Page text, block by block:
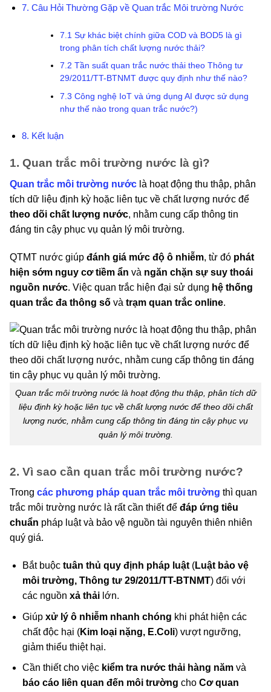
7. Câu Hỏi Thường Gặp về Quan trắc Môi trường Nước
7.1 Sự khác biệt chính giữa COD và BOD5 là gì
trong phân tích chất lượng nước thải?
7.2 Tần suất quan trắc nước thải theo Thông tư
29/2011/TT-BTNMT được quy định như thế nào?
7.3 Công nghệ IoT và ứng dụng AI được sử dụng
như thế nào trong quan trắc nước?)
8. Kết luận
1. Quan trắc môi trường nước là gì?
Quan trắc môi trường nước là hoạt động thu thập, phân
tích dữ liệu định kỳ hoặc liên tục về chất lượng nước để
theo dõi chất lượng nước, nhằm cung cấp thông tin
đáng tin cậy phục vụ quản lý môi trường.
QTMT nước giúp đánh giá mức độ ô nhiễm, từ đó phát
hiện sớm nguy cơ tiềm ẩn và ngăn chặn sự suy thoái
nguồn nước. Việc quan trắc hiện đại sử dụng hệ thống
quan trắc đa thông số và trạm quan trắc online.
Quan trắc môi trường nước là hoạt động thu thập, phân tích dữ
liệu định kỳ hoặc liên tục về chất lượng nước để theo dõi chất
lượng nước, nhằm cung cấp thông tin đáng tin cậy phục vụ
quản lý môi trường.
2. Vì sao cần quan trắc môi trường nước?
Trong các phương pháp quan trắc môi trường thì quan
trắc môi trường nước là rất cần thiết để đáp ứng tiêu
chuẩn pháp luật và bảo vệ nguồn tài nguyên thiên nhiên
quý giá.
Bắt buộc tuân thủ quy định pháp luật(Luật bảo vệ
môi trường, Thông tư 29/2011/TT-BTNMT) đối với
các nguồn xả thảilớn.
Giúp xử lý ô nhiễm nhanh chóng khi phát hiện các
chất độc hại (Kim loại nặng, E.Coli) vượt ngưỡng,
giảm thiểu thiệt hại.
Cần thiết cho việc kiểm tra nước thải hàng nămvà
báo cáo liên quan đến môi trường cho Cơ quan